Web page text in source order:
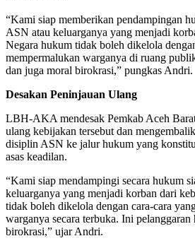
“Kami siap memberikan pendampingan
ASN atau keluarganya yang menjadi
Negara hukum tidak boleh dikelola
mempermalukan warganya di ruang
dan juga moral birokrasi,” pungkas Andri.
Desakan Peninjauan Ulang
LBH-AKA mendesak Pemkab Aceh
ulang kebijakan tersebut dan
disiplin ASN ke jalur hukum yang
asas keadilan.
“Kami siap mendampingi secara hukum
keluarganya yang menjadi korban dari
tidak boleh dikelola dengan cara-cara
warganya secara terbuka. Ini
birokrasi,” ujar Andri.